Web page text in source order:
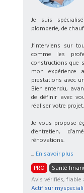
Je suis
plomberie, de
J’interviens sur
comme les
constructions que
mon expérience
prestations avec
Bien entendu,
de définir avec
réaliser votre projet.
Je vous propose
d’entretien,
rénovations.
... En savoir plus
PRO
Santé
Avis vérifiés, fiable
Actif sur